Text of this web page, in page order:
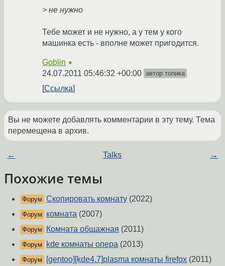
> не нужно
Тебе может и не нужно, а у тем у кого
машинка есть - вполне может пригодится.
Goblin ★
24.07.2011 05:46:32 +00:00 автор топика
Ссылка
Вы не можете добавлять комментарии в эту тему. Тема
перемещена в архив.
← Talks →
Похожие темы
Форум Скопировать комнату (2022)
Форум комната (2007)
Форум Комната общажная (2011)
Форум kde комнаты опера (2013)
Форум [gentoo][kde4.7]plasma комнаты firefox (2011)